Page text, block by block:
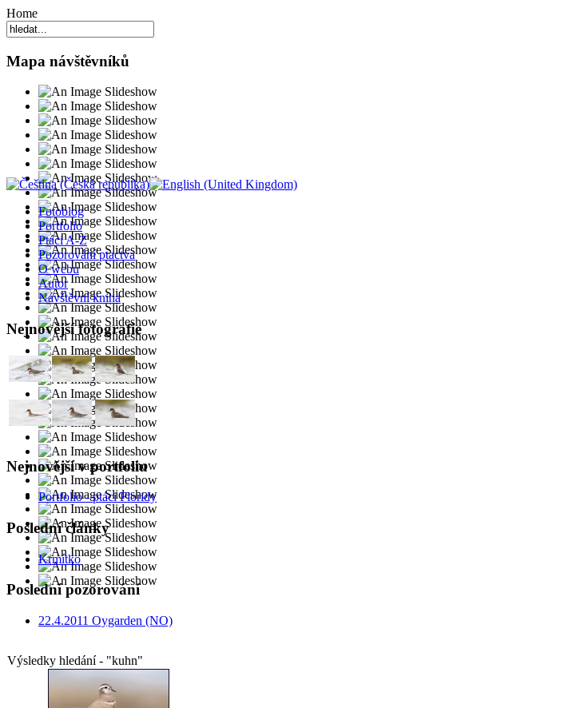
Home
Mapa návštěvníků
Fotoblog
Portfolio
Ptáci A-Z
Pozorování ptactva
O webu
Autor
Návštěvní kniha
Nejnovější fotografie
Nejnovější v portfoliu
Portfolio - ptáci Floridy
Poslední články
Krmítko
Poslední pozorování
22.4.2011 Oygarden (NO)
Výsledky hledání - "kuhn"